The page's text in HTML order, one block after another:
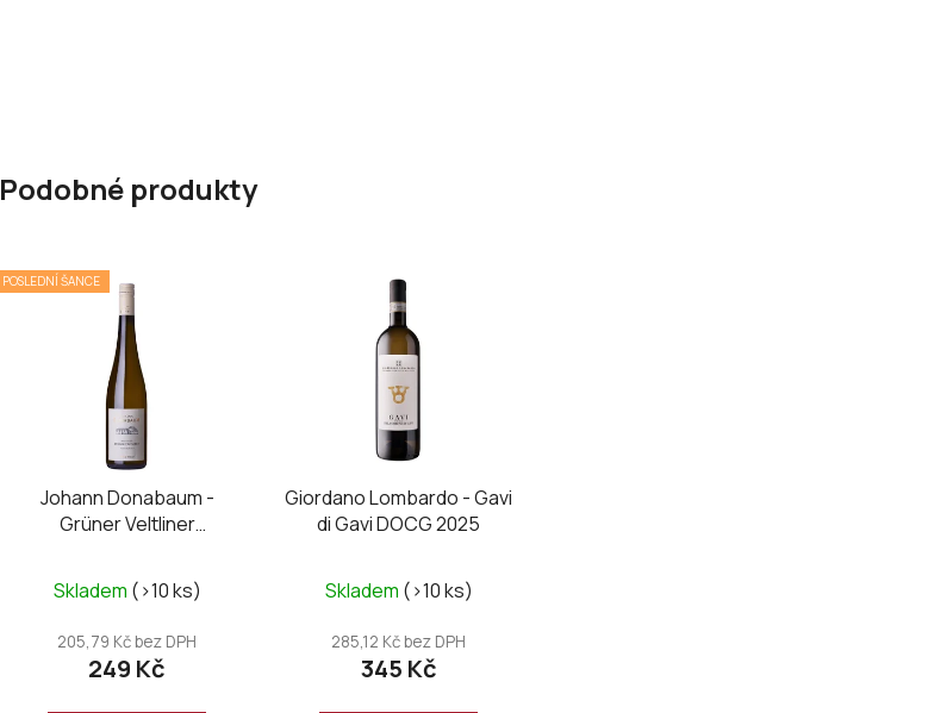
Podobné produkty
POSLEDNÍ ŠANCE
Johann Donabaum -
Grüner Veltliner
2024
Skladem (>10 ks)
205,79 Kč bez DPH
249 Kč
Giordano Lombardo - Gavi
di Gavi DOCG 2025
Skladem (>10 ks)
285,12 Kč bez DPH
345 Kč